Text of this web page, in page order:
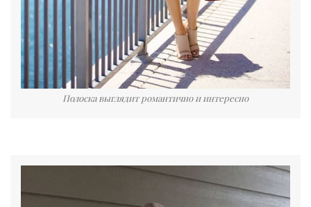
Полоска выглядит романтично и интересно